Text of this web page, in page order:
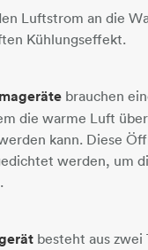
Luftstrom an die
Kühlungseffekt.
brauchen
die warme Luft
kann. Diese
werden, um
besteht aus zwei